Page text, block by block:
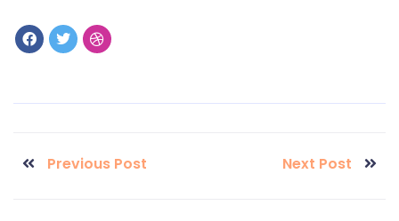
Previous Post Next Post